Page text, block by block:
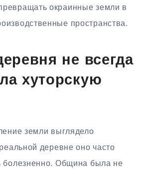
окраинные земли в
пространства.
не всегда
хуторскую
земли выглядело
деревне оно часто
болезненно. Община была не